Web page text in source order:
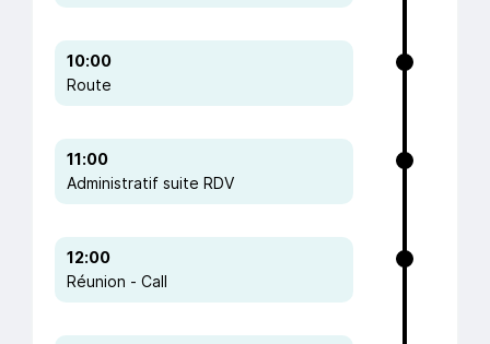
Route
10:00
11:00
Administratif suite RDV
Réunion - Call
12:00